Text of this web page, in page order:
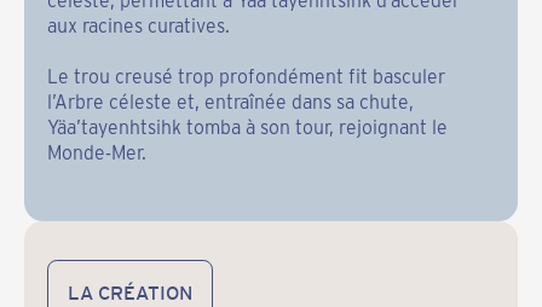
aux racines curatives.
Le trou creusé trop profondément fit basculer
l’Arbre céleste et, entraînée dans sa chute,
Yäa’tayenhtsihk tomba à son tour, rejoignant le
Monde-Mer.
LA CRÉATION